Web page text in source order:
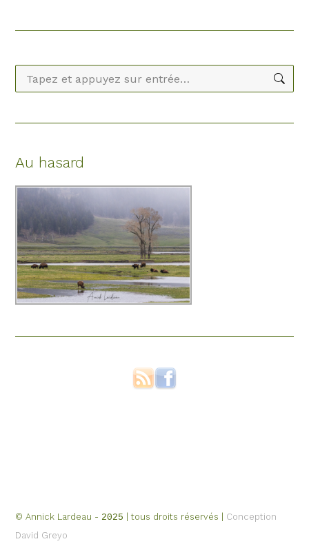
Recherche
:
Au hasard
© Annick Lardeau - 2025 | tous droits réservés |
Conception
David Greyo